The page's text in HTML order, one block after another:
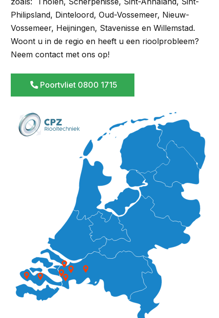
Philipsland, Dinteloord, Oud-Vossemeer, Nieuw-
Vossemeer, Heijningen, Stavenisse en Willemstad.
Woont u in de regio en heeft u een rioolprobleem?
Neem contact met ons op!
Poortvliet 0800 1715